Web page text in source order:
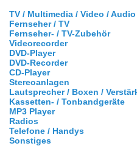
TV / Multimedia / Video /
Fernseher / TV
Fernseher- / TV-Zubehör
Videorecorder
DVD-Player
DVD-Recorder
CD-Player
Stereoanlagen
Lautsprecher / Boxen /
Kassetten- / Tonbandgeräte
MP3 Player
Radios
Telefone / Handys
Sonstiges